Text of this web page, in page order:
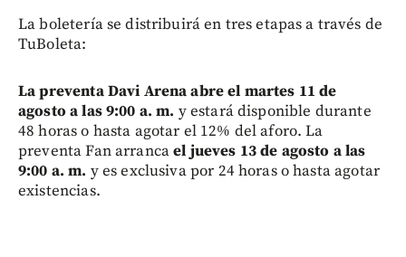
La boletería se distribuirá en tres etapas a través de
TuBoleta:
La preventa Davi Arena abre el martes 11 de
agosto a las 9:00 a. m. y estará disponible durante
48 horas o hasta agotar el 12% del aforo. La
preventa Fan arrancael jueves 13 de agosto a las
9:00 a. m. y es exclusiva por 24 horas o hasta agotar
existencias.